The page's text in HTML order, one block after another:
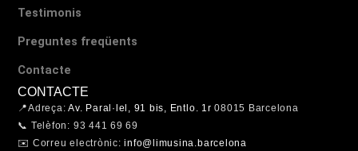
Testimonis
Preguntes freqüents
Contacte
CONTACTE
📍Adreça:Av. Paral·lel, 91 bis, Entlo. 1r 08015 Barcelona
📞 Telèfon: 93 441 69 69
✉️ Correu electrònic:info@limusina.barcelona